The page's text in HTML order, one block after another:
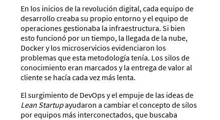
En los inicios de la revolución digital, cada equipo de
desarrollo creaba su propio entorno y el equipo de
operaciones gestionaba la infraestructura. Si bien
esto funcionó por un tiempo, la llegada de la nube,
Docker y los microservicios evidenciaron los
problemas que esta metodología tenía. Los silos de
conocimiento eran marcados y la entrega de valor al
cliente se hacía cada vez más lenta.
El surgimiento de DevOps y el empuje de las ideas de
Lean Startupayudaron a cambiar el concepto de silos
por equipos más interconectados, que buscaba